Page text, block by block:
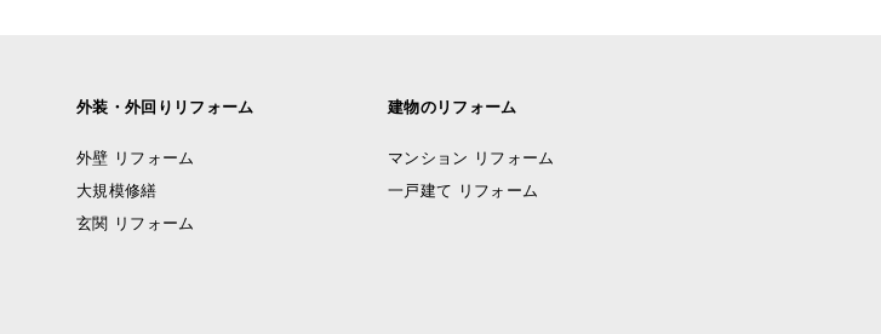
外装・外回りリフォーム
外壁 リフォーム
大規模修繕
玄関 リフォーム
建物のリフォーム
マンション リフォーム
一戸建て リフォーム